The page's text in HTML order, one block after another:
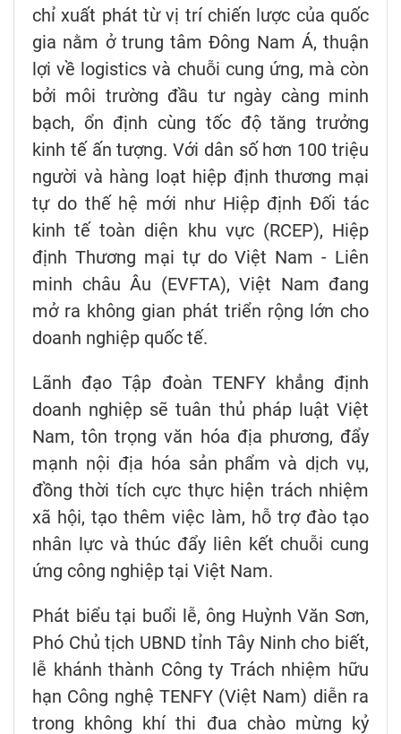
chỉ xuất phát từ vị trí chiến lược của quốc
gia nằm ở trung tâm Đông Nam Á, thuận
lợi về logistics và chuỗi cung ứng, mà còn
bởi môi trường đầu tư ngày càng minh
bạch, ổn định cùng tốc độ tăng trưởng
kinh tế ấn tượng. Với dân số hơn 100 triệu
người và hàng loạt hiệp định thương mại
tự do thế hệ mới như Hiệp định Đối tác
kinh tế toàn diện khu vực (RCEP), Hiệp
định Thương mại tự do Việt Nam - Liên
minh châu Âu (EVFTA), Việt Nam đang
mở ra không gian phát triển rộng lớn cho
doanh nghiệp quốc tế.
Lãnh đạo Tập đoàn TENFY khẳng định
doanh nghiệp sẽ tuân thủ pháp luật Việt
Nam, tôn trọng văn hóa địa phương, đẩy
mạnh nội địa hóa sản phẩm và dịch vụ,
đồng thời tích cực thực hiện trách nhiệm
xã hội, tạo thêm việc làm, hỗ trợ đào tạo
nhân lực và thúc đẩy liên kết chuỗi cung
ứng công nghiệp tại Việt Nam.
Phát biểu tại buổi lễ, ông Huỳnh Văn Sơn,
Phó Chủ tịch UBND tỉnh Tây Ninh cho biết,
lễ khánh thành Công ty Trách nhiệm hữu
hạn Công nghệ TENFY (Việt Nam) diễn ra
trong không khí thi đua chào mừng kỷ